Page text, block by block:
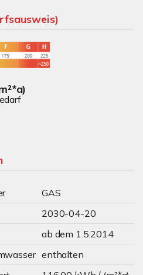
GAS
2030-04-20
ab dem 1.5.2014
enthalten